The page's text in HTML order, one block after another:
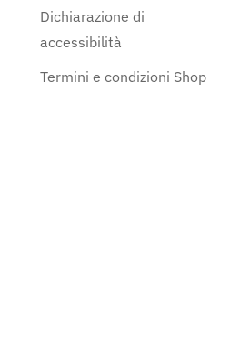
Dichiarazione di
accessibilità
Termini e condizioni Shop